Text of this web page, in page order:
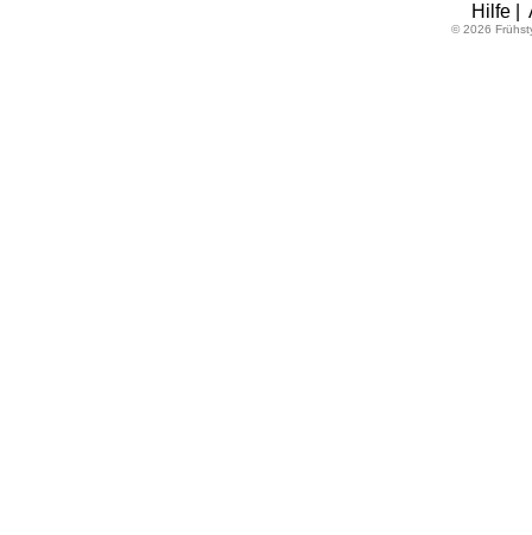
Hilfe|
© 2026